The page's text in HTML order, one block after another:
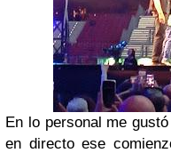
En lo personal me
en directo ese